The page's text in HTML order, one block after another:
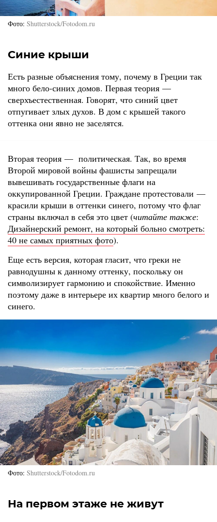
Фото Shutterstock/Fotodom.ru
Синие крыши
Есть разные объяснения тому, почему в Греции так
много бело-синих домов. Первая теория —
сверхъестественная. Говорят, что синий цвет
отпугивает злых духов. В дом с крышей такого
оттенка они явно не заселятся.
Вторая теория — политическая. Так, во время
Второй мировой войны фашисты запрещали
вывешивать государственные флаги на
оккупированной Греции. Граждане протестовали —
красили крыши в оттенки синего, потому что флаг
страны включал в себя это цвет (читайте также:
Дизайнерский ремонт, на который больно смотреть:
40 не самых приятных фото).
Еще есть версия, которая гласит, что греки не
равнодушны к данному оттенку, поскольку он
символизирует гармонию и спокойствие. Именно
поэтому даже в интерьере их квартир много белого и
синего.
Фото Shutterstock/Fotodom.ru
На первом этаже не живут